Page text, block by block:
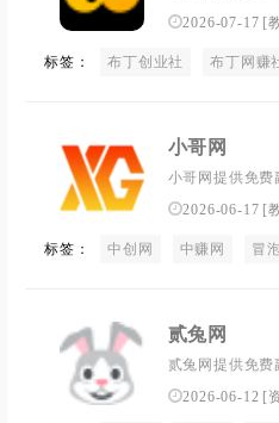
业指南、搬砖
快速开启第二
搬砖实操教程
2026-07-17 [
标签： 布丁创业社 布丁网赚
小哥网
小哥网提供免费
网站源码、软
2026-06-17 [
标签： 中创网 中赚网 冒
贰兔网
贰兔网提供免
网站源码、软
2026-06-12 [